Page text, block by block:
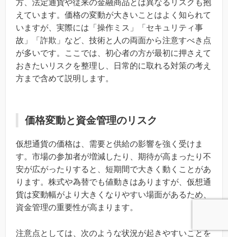
方、法定通貨や従来の金融商品とは異なるリスクも抱
えています。価格の変動が大きいことはよく知られて
いますが、実際には「操作ミス」「セキュリティ事
故」「詐欺」など、技術と人の両面から注意すべき点
が多いです。ここでは、初心者の方が最初に押さえて
おきたいリスクを整理し、日常的に取れる対策の考え
方まで含めて説明します。
価格変動と資金管理のリスク
仮想通貨の価格は、需要と供給の影響を強く受けま
す。市場の参加者が増減したり、期待が高まったり不
安が広がったりすると、短期間で大きく動くことがあ
ります。株式や為替でも値動きはありますが、仮想通
貨は変動幅がより大きくなりやすい場面があるため、
資金管理の重要性が高まります。
注意点としては、次のような状況が起きやすいことを